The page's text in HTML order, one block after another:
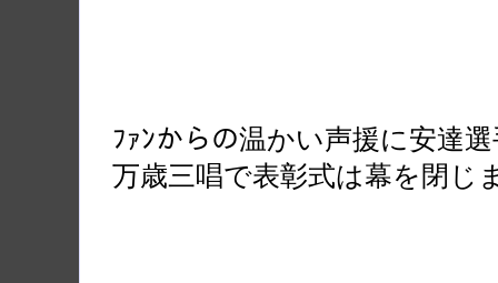
ﾌｧﾝからの温かい声援に安達
万歳三唱で表彰式は幕を閉じ